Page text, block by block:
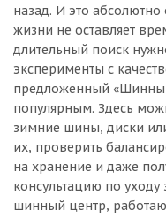
назад. И это
жизни не оставляет
длительный поиск
эксперименты с
предложенный
популярным. Здесь
зимние шины, диски
их, проверить
на хранение и даже
консультацию по
шинный центр,